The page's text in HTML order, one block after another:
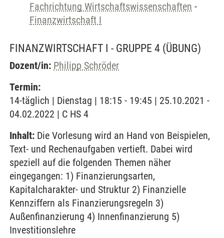
Fachrichtung Wirtschaftswissenschaften -
Finanzwirtschaft I
FINANZWIRTSCHAFT I - GRUPPE 4 (ÜBUNG)
Dozent/in: Philipp Schröder
Termin:
14-täglich | Dienstag | 18:15 - 19:45 | 25.10.2021 -
04.02.2022 | C HS 4
Inhalt: Die Vorlesung wird an Hand von Beispielen,
Text- und Rechenaufgaben vertieft. Dabei wird
speziell auf die folgenden Themen näher
eingegangen: 1) Finanzierungsarten,
Kapitalcharakter- und Struktur 2) Finanzielle
Kennziffern als Finanzierungsregeln 3)
Außenfinanzierung 4) Innenfinanzierung 5)
Investitionslehre